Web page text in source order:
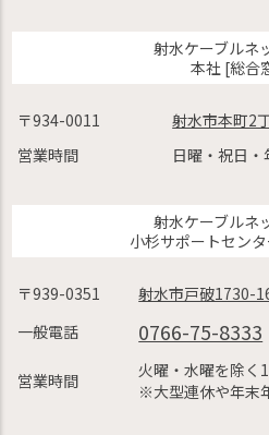
射水ケーブルネ
本社 [総合
〒934-0011
射水市本町2
営業時間
日曜・祝日
射水ケーブルネ
小杉サポートセン
〒939-0351
射水市戸破1730-
一般電話
0766-75-8333
営業時間
火曜・水曜を除く
※大型連休や年末